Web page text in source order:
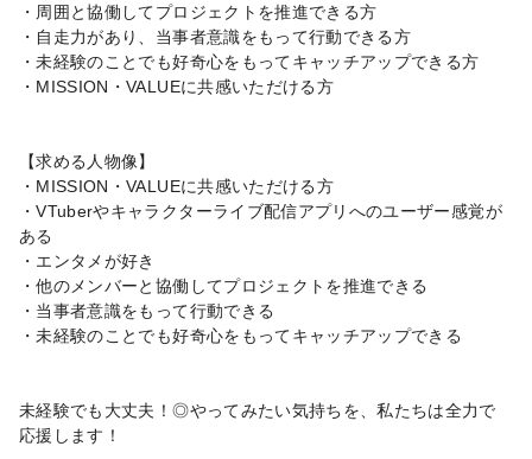
・周囲と協働してプロジェクトを推進できる方
・自走力があり、当事者意識をもって行動できる方
・未経験のことでも好奇心をもってキャッチアップできる方
・MISSION・VALUEに共感いただける方
【求める人物像】
・MISSION・VALUEに共感いただける方
・VTuberやキャラクターライブ配信アプリへのユーザー感覚が
ある
・エンタメが好き
・他のメンバーと協働してプロジェクトを推進できる
・当事者意識をもって行動できる
・未経験のことでも好奇心をもってキャッチアップできる
未経験でも大丈夫！◎やってみたい気持ちを、私たちは全力で
応援します！